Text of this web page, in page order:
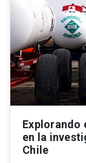
Explorando
en la
Chile